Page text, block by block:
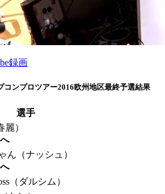
録画
コンプロツアー2016欧州地区最終予選結果
選手
麗）
ん（ナッシュ）
（ダルシム）